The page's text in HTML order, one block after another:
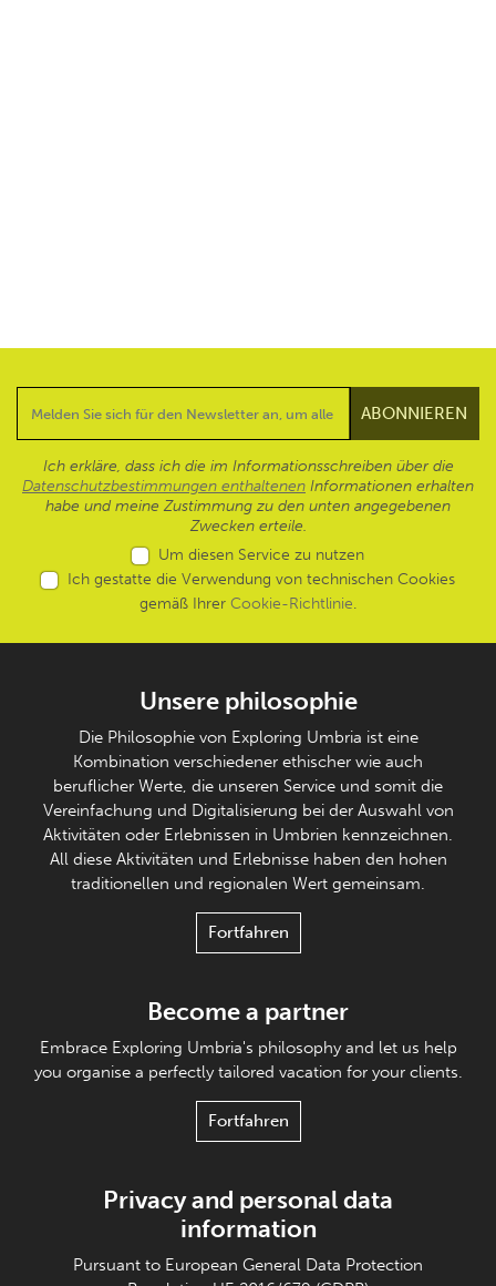
Ich erkläre, dass ich die im Informationsschreiben über die
Datenschutzbestimmungen enthaltenen Informationen erhalten
habe und meine Zustimmung zu den unten angegebenen
Zwecken erteile.
Um diesen Service zu nutzen
Ich gestatte die Verwendung von technischen Cookies
gemäß Ihrer Cookie-Richtlinie.
Unsere philosophie
Die Philosophie von Exploring Umbria ist eine
Kombination verschiedener ethischer wie auch
beruflicher Werte, die unseren Service und somit die
Vereinfachung und Digitalisierung bei der Auswahl von
Aktivitäten oder Erlebnissen in Umbrien kennzeichnen.
All diese Aktivitäten und Erlebnisse haben den hohen
traditionellen und regionalen Wert gemeinsam.
Fortfahren
Become a partner
Embrace Exploring Umbria's philosophy and let us help
you organise a perfectly tailored vacation for your clients.
Fortfahren
Privacy and personal data
information
Pursuant to European General Data Protection